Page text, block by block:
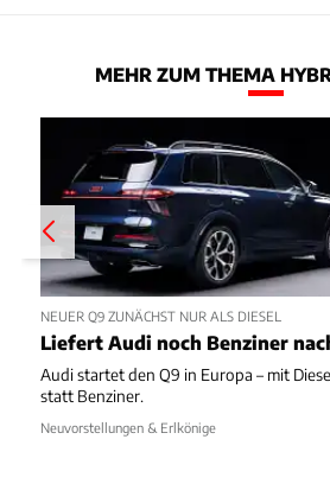
MEHR ZUM THEMA
NEUER Q9 ZUNÄCHST NUR ALS DIESEL
Liefert Audi noch Benziner
Audi startet den Q9 in Europa – mit
statt Benziner.
Neuvorstellungen & Erlkönige